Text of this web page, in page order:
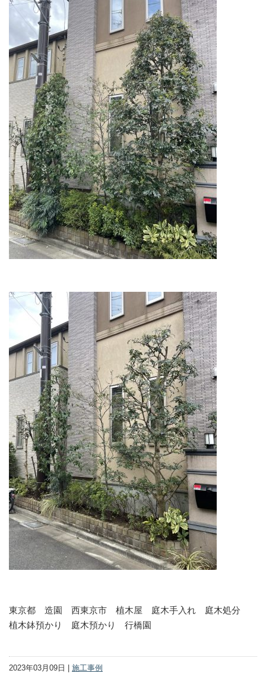
東京都 造園 西東京市 植木屋 庭木手入れ 庭木処分
植木鉢預かり 庭木預かり 行橋園
2023年03月09日 | 施工事例